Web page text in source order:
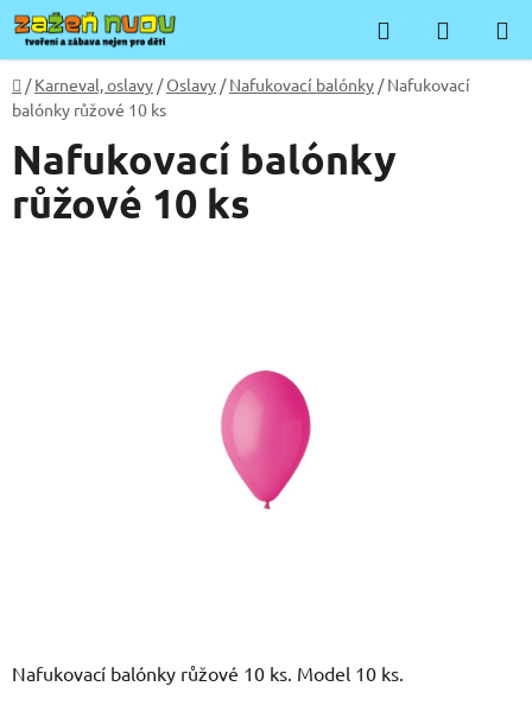
Přejít
na
obsah
Hledat
KOŠÍK
Domů
/ Karneval, oslavy /Oslavy / Nafukovací balónky / Nafukovací
balónky růžové 10 ks
Nafukovací balónky růžové 10 ks. Model 10 ks.
Nafukovací balónky
růžové 10 ks